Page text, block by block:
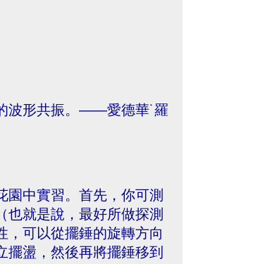
波形共振。——­­愛德華˙羅
園中實習。首先，你可測
就是說，最好所做探測
，可以從擺錘的旋轉方向
盪，然後再將擺錘移到